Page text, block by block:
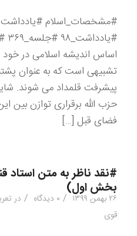
#مشخصات_اسلام
اساس اندیشه اسلامی در خود
تشبیهی است که به عنوان
پیشرفت قلمداد می شوند.
حزب الله برقراری توازن بین
فضای قبل […]
#نقد ناظر به متن استاد
بخش اول)
۲۶ بهمن ۱۳۹۹ / ۰ دیدگاه / در
قوی